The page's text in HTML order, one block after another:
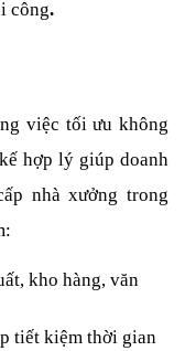
công.
việc tối ưu không
hợp lý giúp doanh
nhà xưởng trong
kho hàng, văn
tiết kiệm thời gian